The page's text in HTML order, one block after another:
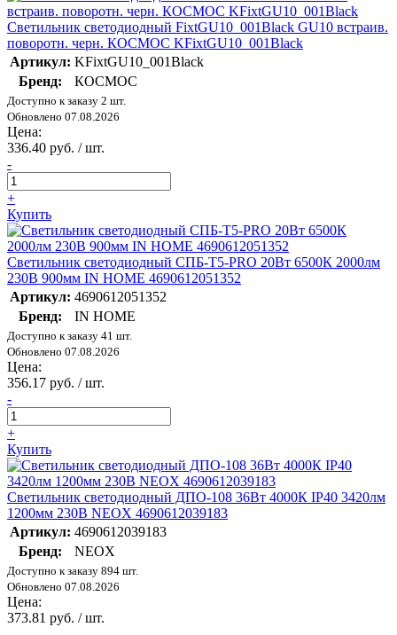
Светильник светодиодный FixtGU10_001Black GU10 встраив.
поворотн. черн. КОСМОС KFixtGU10_001Black
Артикул: KFixtGU10_001Black
Бренд:
КОСМОС
Доступно к заказу 2 шт.
Обновлено 07.08.2026
Цена:
336.40 руб. / шт.
-
+
Купить
Светильник светодиодный СПБ-Т5-PRO 20Вт 6500К 2000лм
230В 900мм IN HOME 4690612051352
Артикул: 4690612051352
Бренд:
IN HOME
Доступно к заказу 41 шт.
Обновлено 07.08.2026
Цена:
356.17 руб. / шт.
-
+
Купить
Светильник светодиодный ДПО-108 36Вт 4000К IP40 3420лм
1200мм 230В NEOX 4690612039183
Артикул: 4690612039183
Бренд:
NEOX
Доступно к заказу 894 шт.
Обновлено 07.08.2026
Цена:
373.81 руб. / шт.